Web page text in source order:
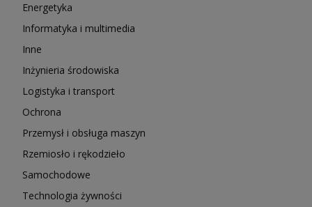
Energetyka
Informatyka i multimedia
Inne
Inżynieria środowiska
Logistyka i transport
Ochrona
Przemysł i obsługa maszyn
Rzemiosło i rękodzieło
Samochodowe
Technologia żywności